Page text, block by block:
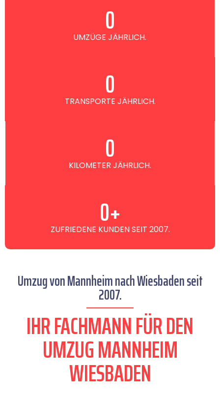
UMZÜGE JÄHRLICH.
0
TRANSPORTE JÄHRLICH.
0
KILOMETER JÄHRLICH.
0
ZUFRIEDENE KUNDEN SEIT 2007.
0+
Umzug von Mannheim nach Wiesbaden seit
2007.
IHR FACHMANN FÜR DEN
UMZUG MANNHEIM
WIESBADEN